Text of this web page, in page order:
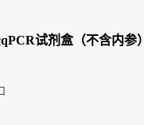
试剂盒（不含内参）